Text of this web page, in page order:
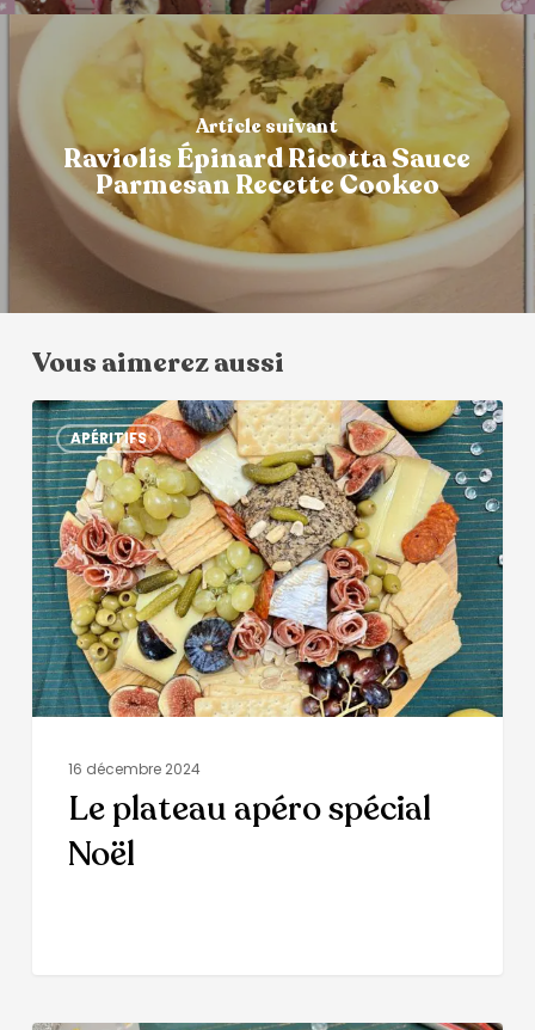
Article suivant
Raviolis Épinard Ricotta Sauce
Parmesan Recette Cookeo
Vous aimerez aussi
APÉRITIFS
16 décembre 2024
Le plateau apéro spécial
Noël